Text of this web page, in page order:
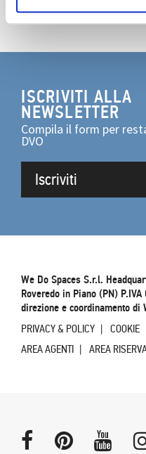
ISCRIVITI ALLA
NEWSLETTER
Compila il form per
DVO
Iscriviti
We Do Spaces S.r.l.
Roveredo in Piano (PN)
direzione e coordinamento di
PRIVACY & POLICY COOKIE
AREA AGENTI
AREA